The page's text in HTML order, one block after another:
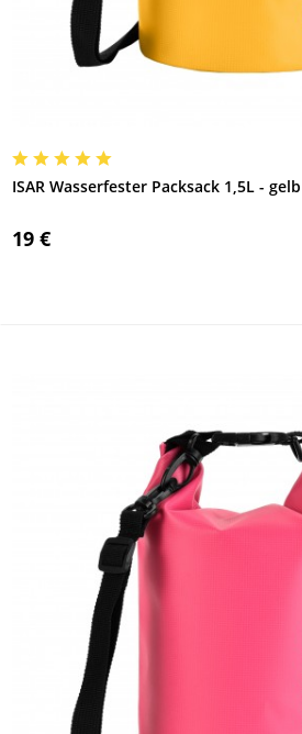
ISAR Wasserfester Packsack 1,5L - gelb
19 €